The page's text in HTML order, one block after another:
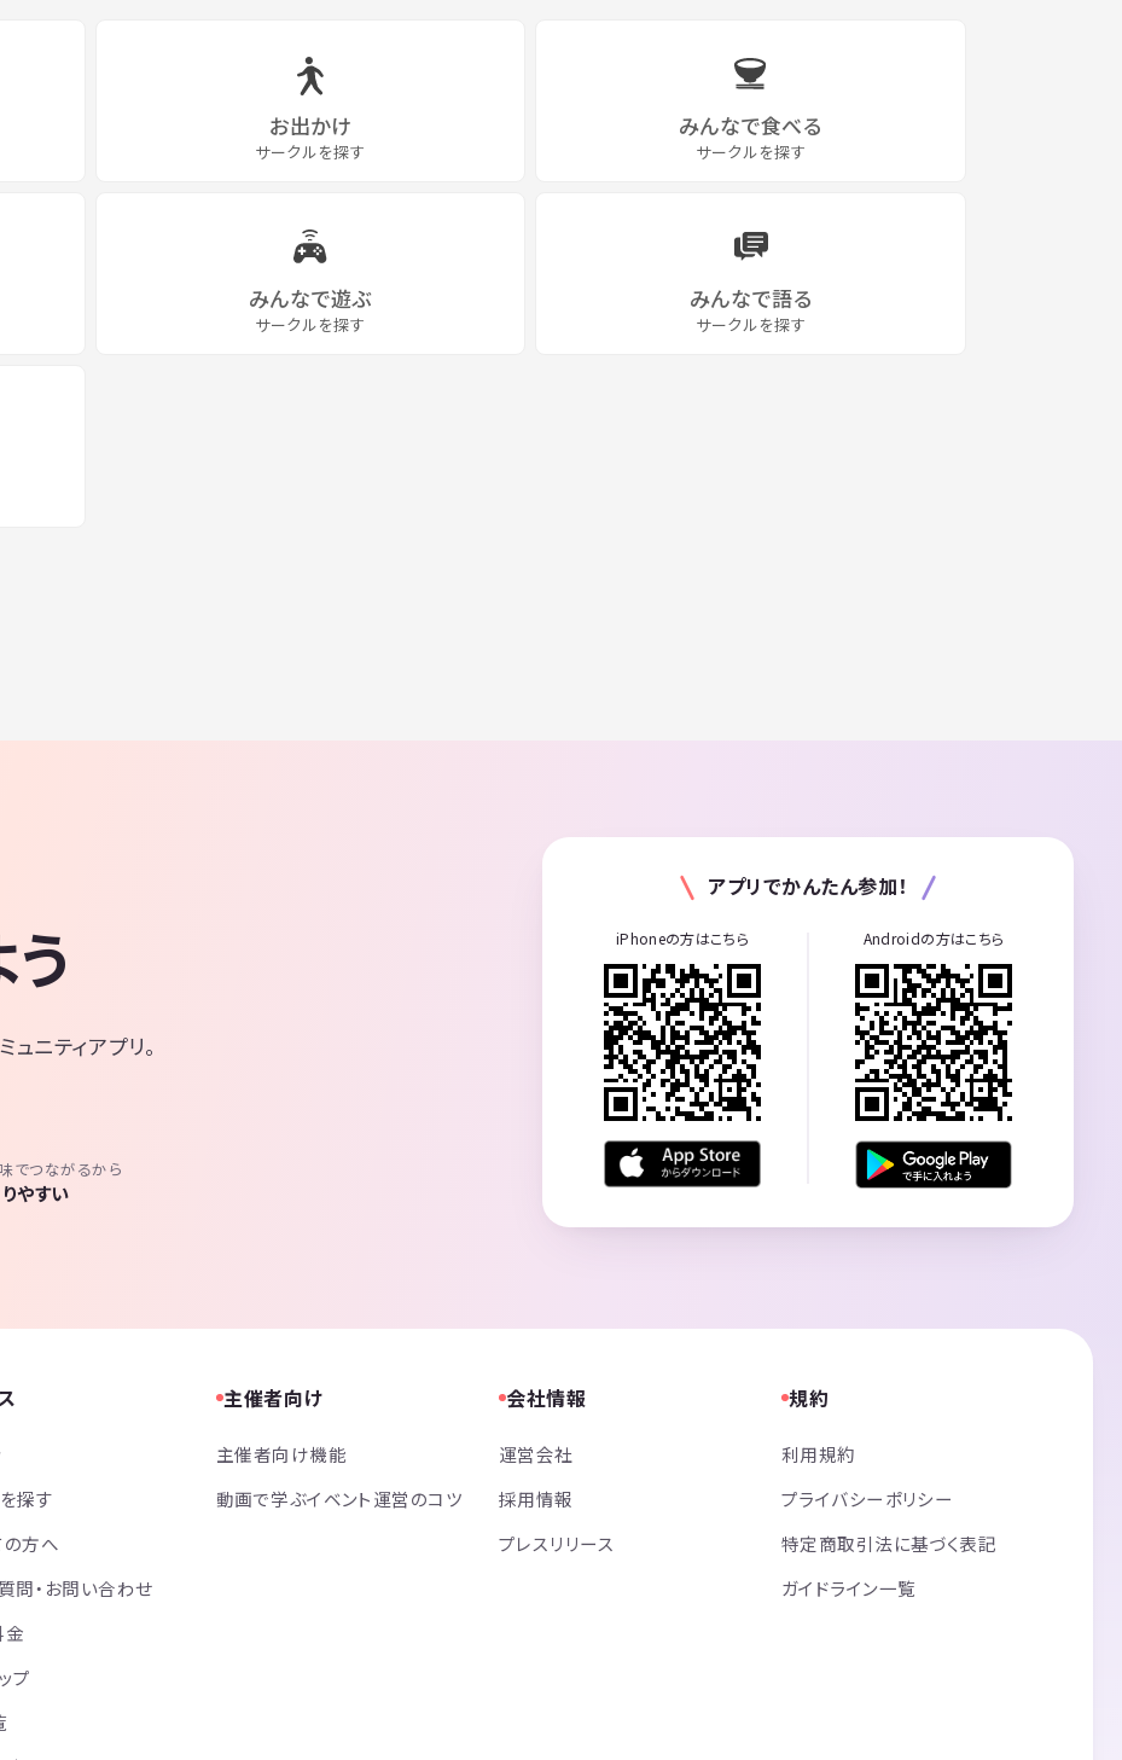
。
😁
方
ご連絡の程よろしくお願いします🙇‍♂️
単な自己紹介よろしくお願いします＊
お出かけ
サークルを探す
みんなで食べる
サークルを探す
みんなで遊ぶ
サークルを探す
みんなで語る
サークルを探す
ニティアプリ。
でつながるから
やすい
アプリでかんたん参加！
iPhoneの方はこちら Androidの方はこちら
探す
の方へ
問・お問い合わせ
金
プ
主催者向け
主催者向け機能
動画で学ぶイベント運営のコツ
会社情報
運営会社
採用情報
プレスリリース
規約
利用規約
プライバシーポリシー
特定商取引法に基づく表記
ガイドライン一覧